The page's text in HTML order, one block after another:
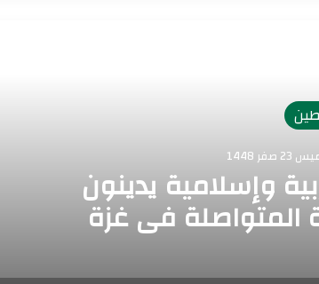
8 دول عربية وإسلامية يدينون
المتواصلة في غزة